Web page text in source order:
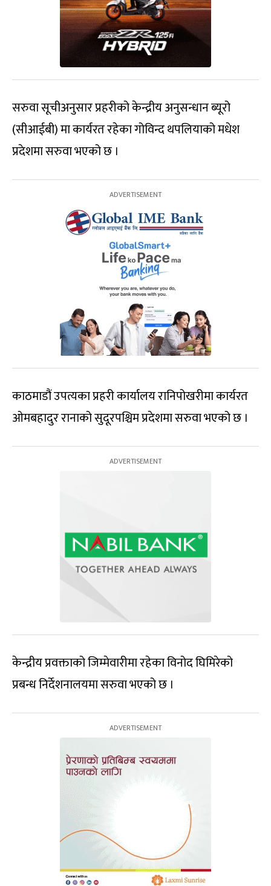
सरुवा सूचीअनुसार प्रहरीको केन्द्रीय अनुसन्धान ब्यूरो
(सीआईबी) मा कार्यरत रहेका गोविन्द थपलियाको मधेश
प्रदेशमा सरुवा भएको छ ।
काठमाडौं उपत्यका प्रहरी कार्यालय रानिपोखरीमा कार्यरत
ओमबहादुर रानाको सुदूरपश्चिम प्रदेशमा सरुवा भएको छ ।
केन्द्रीय प्रवक्ताको जिम्मेवारीमा रहेका विनोद घिमिरेको
प्रबन्ध निर्देशनालयमा सरुवा भएको छ ।